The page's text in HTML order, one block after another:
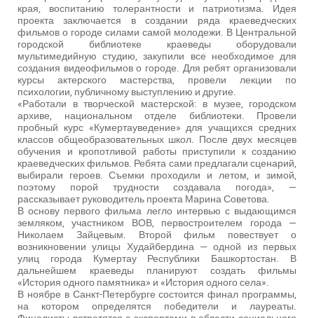
края, воспитанию толерантности и патриотизма. Идея
проекта заключается в создании ряда краеведческих
фильмов о городе силами самой молодежи. В Центральной
городской библиотеке краеведы оборудовали
мультимедийную студию, закупили все необходимое для
создания видеофильмов о городе. Для ребят организовали
курсы актерского мастерства, провели лекции по
психологии, публичному выступлению и другие.
«Работали в творческой мастерской: в музее, городском
архиве, национальном отделе библиотеки. Провели
пробный курс «Кумертауведение» для учащихся средних
классов общеобразовательных школ. После двух месяцев
обучения и кропотливой работы приступили к созданию
краеведческих фильмов. Ребята сами предлагали сценарий,
выбирали героев. Съемки проходили и летом, и зимой,
поэтому порой трудности создавала погода», —
рассказывает руководитель проекта Марина Советова.
В основу первого фильма легло интервью с выдающимся
земляком, участником ВОВ, первостроителем города —
Николаем Зайцевым. Второй фильм повествует о
возникновении улицы Худайбердина — одной из первых
улиц города Кумертау Республики Башкортостан. В
дальнейшем краеведы планируют создать фильмы
«История одного памятника» и «История одного села».
В ноябре в Санкт-Петербурге состоится финал программы,
на котором определятся победители и лауреаты.